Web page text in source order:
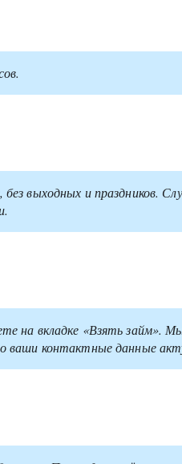
выходных и праздников.
на вкладке «Взять займ».
ваши контактные данные